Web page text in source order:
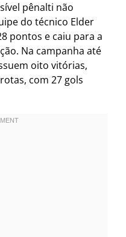
pênalti não
do técnico Elder
pontos e caiu para a
Na campanha até
oito vitórias,
com 27 gols